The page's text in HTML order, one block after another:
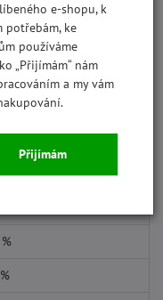
vodou nebo v
denní dávka je
kočce přístup k čerstvé
místě, chraňte před
%
e-shopu, k
potřebám, ke
používáme
„Přijímám“ nám
a my vám
Přijímám